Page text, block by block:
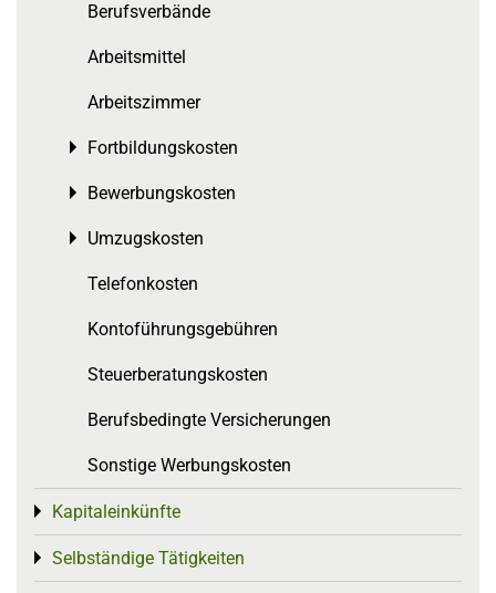
Berufsverbände
Arbeitsmittel
Arbeitszimmer
Fortbildungskosten
Toggle menu
Bewerbungskosten
Toggle menu
Umzugskosten
Toggle menu
Telefonkosten
Kontoführungsgebühren
Steuerberatungskosten
Berufsbedingte Versicherungen
Sonstige Werbungskosten
Kapitaleinkünfte
Toggle menu
Selbständige Tätigkeiten
Toggle menu